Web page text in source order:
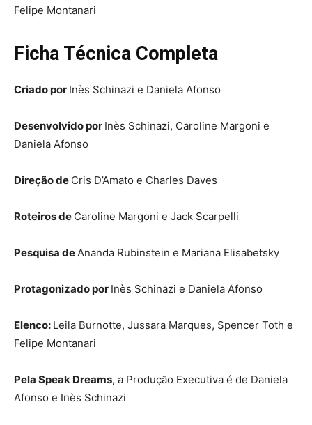
Felipe Montanari
Ficha Técnica Completa
Criado por Inès Schinazi e Daniela Afonso
Desenvolvido por Inès Schinazi, Caroline Margoni e
Daniela Afonso
Direção de Cris D’Amato e Charles Daves
Roteiros de Caroline Margoni e Jack Scarpelli
Pesquisa deAnanda Rubinstein e Mariana Elisabetsky
Protagonizado por Inès Schinazi e Daniela Afonso
Elenco: Leila Burnotte, Jussara Marques, Spencer Toth e
Felipe Montanari
Pela Speak Dreams, a Produção Executiva é de Daniela
Afonso e Inès Schinazi